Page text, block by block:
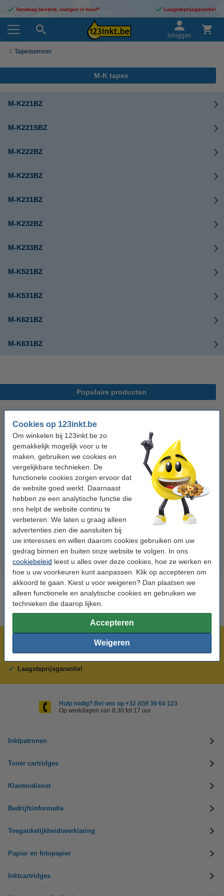
Cookies op 123inkt.be
Om winkelen bij 123inkt.be zo
gemakkelijk mogelijk voor u te
maken, gebruiken we cookies en
vergelijkbare technieken. De
functionele cookies zorgen ervoor dat
de website goed werkt. Daarnaast
hebben ze een analytische functie die
ons helpt de website continu te
verbeteren. We laten u graag alleen
advertenties zien die aansluiten bij
uw interesses en willen daarom cookies gebruiken om uw
gedrag binnen en buiten onze website te volgen. In ons
cookiebeleid leest u alles over deze cookies, hoe ze werken en
hoe u uw voorkeuren kunt aanpassen. Klik op accepteren om
akkoord te gaan. Kiest u voor weigeren? Dan plaatsen we
alleen functionele en analytische cookies en gebruiken we
technieken die daarop lijken.
Accepteren
Weigeren
Vandaag besteld, morgen in huis!* Laagsteprijsgarantie!
Inloggen
Tapenummer
M-K tapes
M-K221BZ
M-K221SBZ
M-K222BZ
M-K223BZ
M-K231BZ
M-K232BZ
M-K233BZ
M-K521BZ
M-K531BZ
M-K621BZ
M-K631BZ
Populaire producten
123inkt kopieerpapier 1 pak van
500 vellen A4 - 80 g/m²
€ 7,25 Incl. 21% btw
123inkt kopieerpapier 1 doos
van 2500 vellen A4 - 80 g/m²
€ 33,50 Incl. 21% btw
Meer dan 5 miljoen klanten!
Voor 22.00 uur besteld, morgen in huis!
Laagsteprijsgarantie!
Hulp nodig? Bel ons op +32 (0)9 39 64 123
Op werkdagen van 8.30 tot 17 uur
Inktpatronen
Toner cartridges
Klantendienst
Bedrijfsinformatie
Toegankelijkheidsverklaring
Papier en fotopapier
Inktcartridges